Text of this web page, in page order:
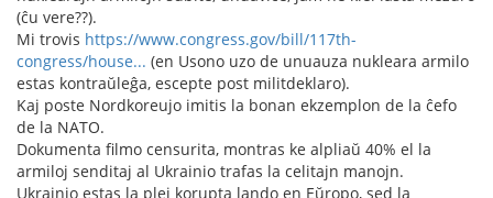
(ĉu vere??).
Mi trovis https://www.congress.gov/bill/117th-
congress/house... (en Usono uzo de unuauza nukleara armilo
estas kontraŭleĝa, escepte post militdeklaro).
Kaj poste Nordkoreujo imitis la bonan ekzemplon de la ĉefo
de la NATO.
Dokumenta filmo censurita, montras ke alpliaŭ 40% el la
armiloj senditaj al Ukrainio trafas la celitajn manojn.
Ukrainio estas la plej korupta lando en Eŭropo, sed la